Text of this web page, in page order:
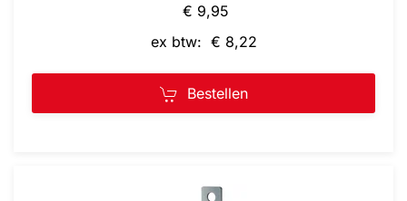
€ 9,95
ex btw: € 8,22
Bestellen